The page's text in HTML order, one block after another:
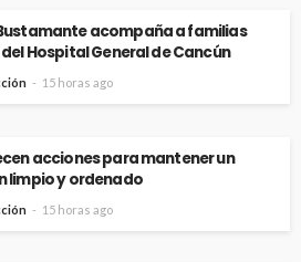
acompaña a familias
Hospital General de Cancún
15 horas ago
acciones para mantener un
limpio y ordenado
15 horas ago